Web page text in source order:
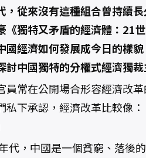
，從來沒有這種組合曾持續
《獨特又矛盾的經濟體：21
國經濟如何發展成今日的樣
討中國獨特的分權式經濟獨
員常在公開場合形容經濟改
私下承認，經濟改革比較像
代，中國是一個貧窮、落後